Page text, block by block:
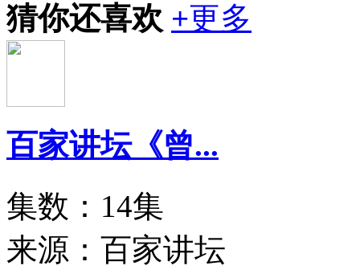
猜你还喜欢 +更多
百家讲坛《曾...
集数：14集
来源：百家讲坛